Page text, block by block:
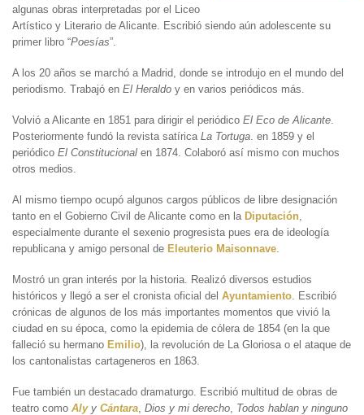
algunas obras interpretadas por el Liceo
Artístico y Literario de Alicante. Escribió siendo aún adolescente su
primer libro “Poesías”.
A los 20 años se marchó a Madrid, donde se introdujo en el mundo del
periodismo. Trabajó en El Heraldo y en varios periódicos más.
Volvió a Alicante en 1851 para dirigir el periódico El Eco de Alicante
Posteriormente fundó la revista satírica La Tortuga . en 1859 y el
periódico El Constitucional en 1874. Colaboró así mismo con muchos
otros medios.
Al mismo tiempo ocupó algunos cargos públicos de libre designación
tanto en el Gobierno Civil de Alicante como en la Diputación
especialmente durante el sexenio progresista pues era de ideología
republicana y amigo personal de Eleuterio Maisonnave
Mostró un gran interés por la historia. Realizó diversos estudios
históricos y llegó a ser el cronista oficial del Ayuntamiento . Escribió
crónicas de algunos de los más importantes momentos que vivió la
ciudad en su época, como la epidemia de cólera de 1854 (en la que
falleció su hermano Emilio), la revolución de La Gloriosa o el ataque de
los cantonalistas cartageneros en 1863.
Fue también un destacado dramaturgo. Escribió multitud de obras de
teatro como Aly y Cántara Dios y mi derecho Todos hablan y ninguno